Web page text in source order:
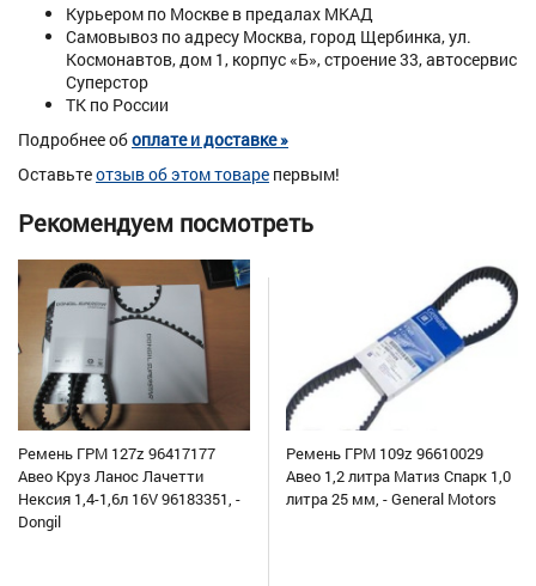
Курьером по Москве в предалах МКАД
Самовывоз по адресу Москва, город Щербинка, ул.
Космонавтов, дом 1, корпус «Б», строение 33, автосервис
Суперстор
ТК по России
Подробнее обоплате и доставке »
Оставьтеотзыв об этом товаре первым!
Рекомендуем посмотреть
Ремень ГРМ 127z 96417177
Авео Круз Ланос Лачетти
Нексия 1,4-1,6л 16V 96183351, -
Dongil
Ремень ГРМ 109z 96610029
Авео 1,2 литра Матиз Спарк 1,0
литра 25 мм, - General Motors